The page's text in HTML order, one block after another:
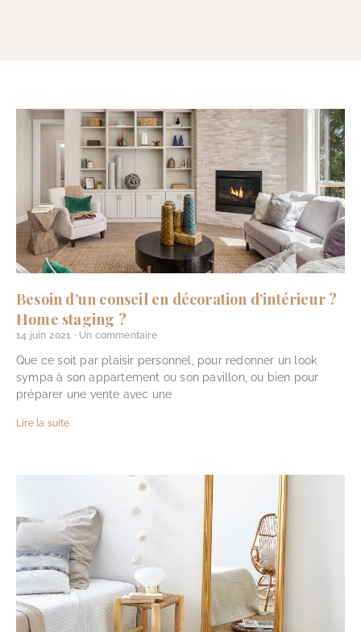
Besoin d’un conseil en décoration d’intérieur ?
Home staging ?
14 juin 2021 Un commentaire
Que ce soit par plaisir personnel, pour redonner un look
sympa à son appartement ou son pavillon, ou bien pour
préparer une vente avec une
Lire la suite